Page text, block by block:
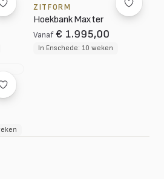
ZITFORM
Hoekbank Maxter
Vanaf € 1.995,00
In Enschede: 10 weken